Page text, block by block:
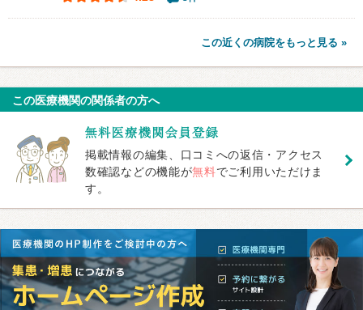
この近くの病院をもっと見る »
この医療機関の関係者の方へ
掲載情報の編集、口コミへの返信・アクセス
数確認などの機能が無料でご利用いただけま
す。